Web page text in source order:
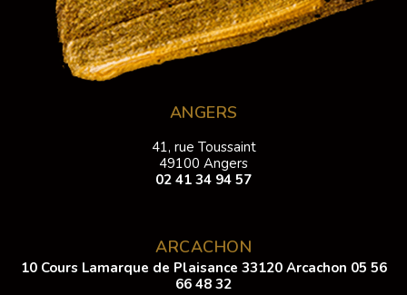
ANGERS
41, rue Toussaint
49100 Angers
02 41 34 94 57
ARCACHON
10 Cours Lamarque de Plaisance 33120 Arcachon 05 56
66 48 32